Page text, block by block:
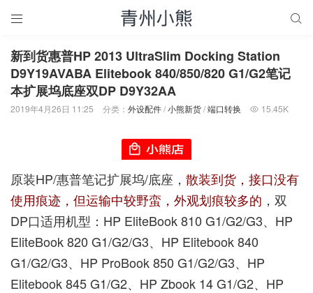
 
新到货惠普HP 2013 UltraSlim Docking Station
D9Y19AVABA Elitebook 840/850/820 G1/G2笔记
本扩展坞底座双DP D9Y32AA
2019年4月26日 11:25 分类： 外设配件/小熊新货/端口转换  15.45K
原装HP/惠普笔记扩展坞/底座， 散装到货，接口没有
使用痕迹，但运输中较野蛮，外观划痕较多的 ，双
DP口适用机型：HP EliteBook 810 G1/G2/G3、HP
EliteBook 820 G1/G2/G3、HP Elitebook 840
G1/G2/G3、HP ProBook 850 G1/G2/G3、HP
Elitebook 845 G1/G2、HP Zbook 14 G1/G2、HP